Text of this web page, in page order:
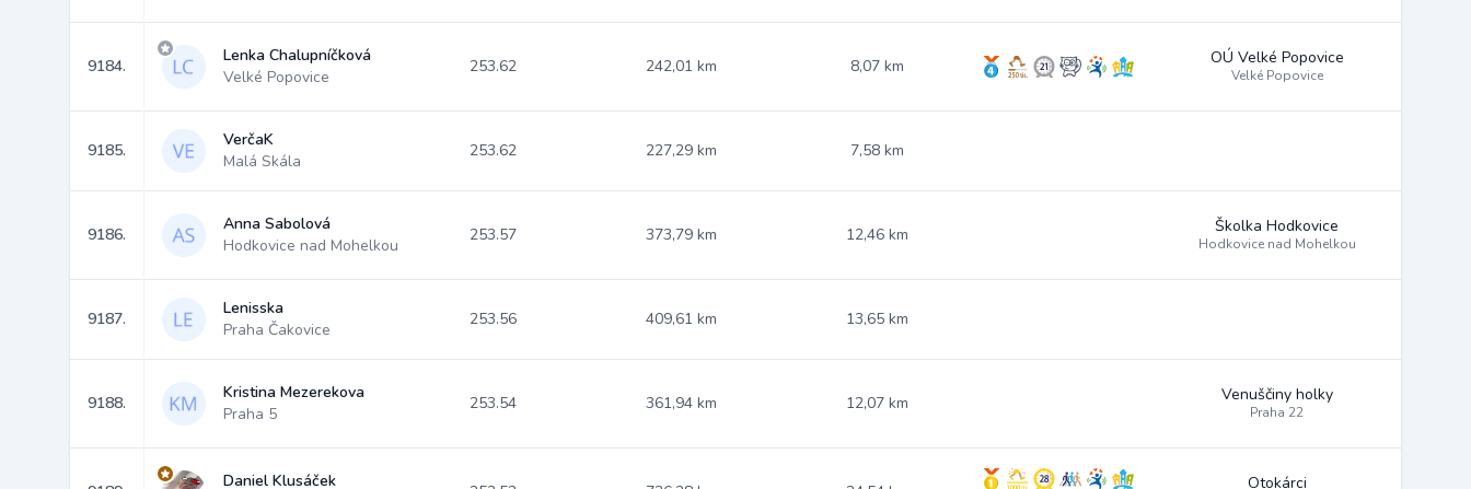
9184.
Lenka Chalupníčková
Velké Popovice
253.62 242,01 km 8,07 km OÚ Velké Popovice
Velké Popovice
9185.
VerčaK
Malá Skála
253.62 227,29 km 7,58 km
9186.
Anna Sabolová
Hodkovice nad Mohelkou
253.57 373,79 km 12,46 km Školka Hodkovice
Hodkovice nad Mohelkou
9187.
Lenisska
Praha Čakovice
253.56 409,61 km 13,65 km
9188.
Kristina Mezerekova
Praha 5
253.54 361,94 km 12,07 km Venuščiny holky
Praha 22
Daniel Klusáček Otokárci